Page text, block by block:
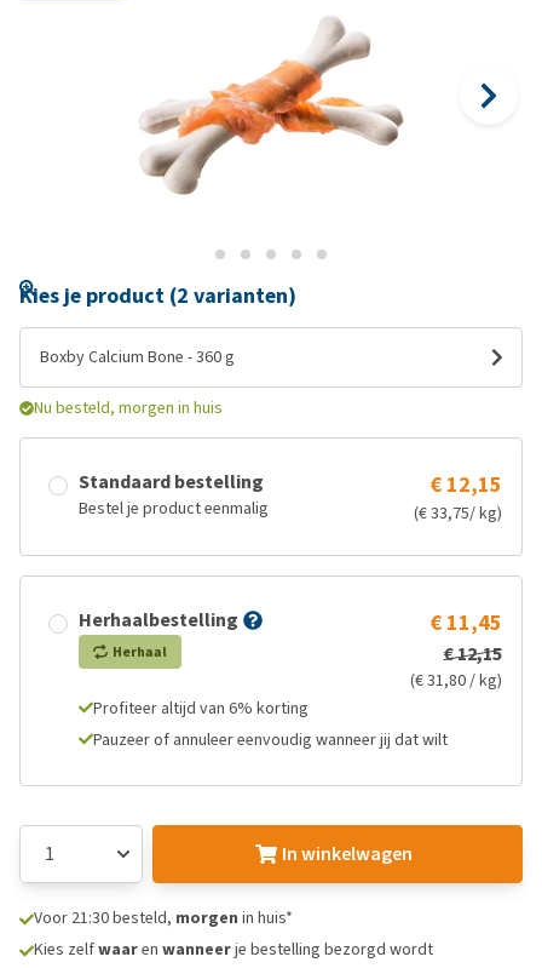
Kies je product (2 varianten)
Boxby Calcium Bone - 360 g
Nu besteld, morgen in huis
Standaard bestelling
Bestel je product eenmalig
€ 12,15
(€ 33,75/ kg)
Herhaalbestelling
Herhaal
€ 11,45
€ 12,15
(€ 31,80 / kg)
Profiteer altijd van 6% korting
Pauzeer of annuleer eenvoudig wanneer jij dat wilt
In winkelwagen
Voor 21:30 besteld, morgen in huis*
Kies zelfwaaren wanneerje bestelling bezorgd wordt